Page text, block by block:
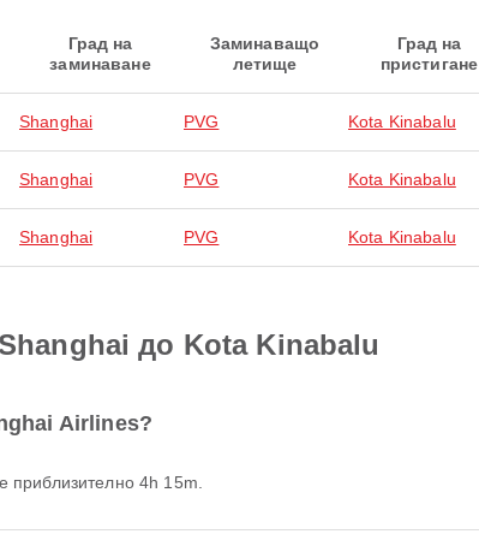
Град на
заминаване
Заминаващо
летище
Град на
пристигане
Shanghai PVG Kota Kinabalu
Shanghai PVG Kota Kinabalu
Shanghai PVG Kota Kinabalu
до Kota Kinabalu
Airlines?
приблизително 4h 15m.